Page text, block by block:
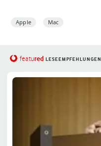
Apple Mac
featured LESEEMPFEHLUNGEN